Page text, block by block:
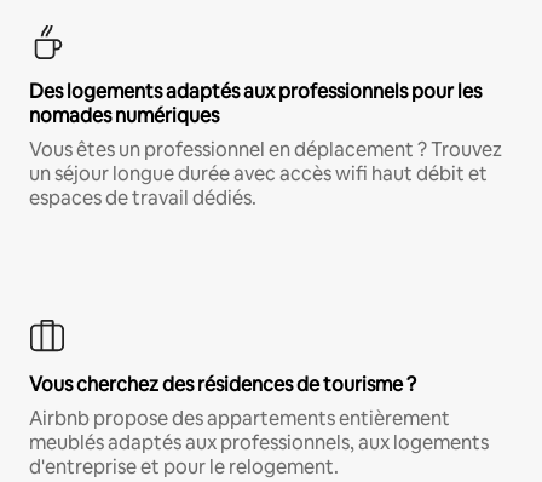
Des logements adaptés aux professionnels pour les
nomades numériques
Vous êtes un professionnel en déplacement ? Trouvez
un séjour longue durée avec accès wifi haut débit et
espaces de travail dédiés.
Vous cherchez des résidences de tourisme ?
Airbnb propose des appartements entièrement
meublés adaptés aux professionnels, aux logements
d'entreprise et pour le relogement.